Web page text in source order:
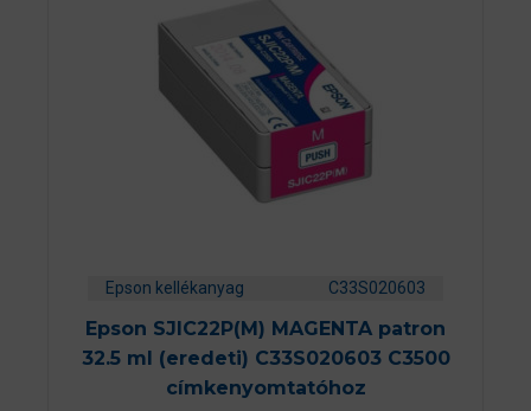
Epson kellékanyag C33S020603
Epson SJIC22P(M) MAGENTA patron
32.5 ml (eredeti) C33S020603 C3500
címkenyomtatóhoz